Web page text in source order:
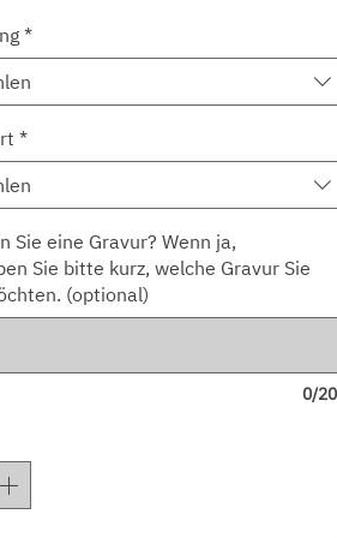
*
*
Sie eine Gravur? Wenn ja,
Sie bitte kurz, welche Gravur Sie
(optional)
0/